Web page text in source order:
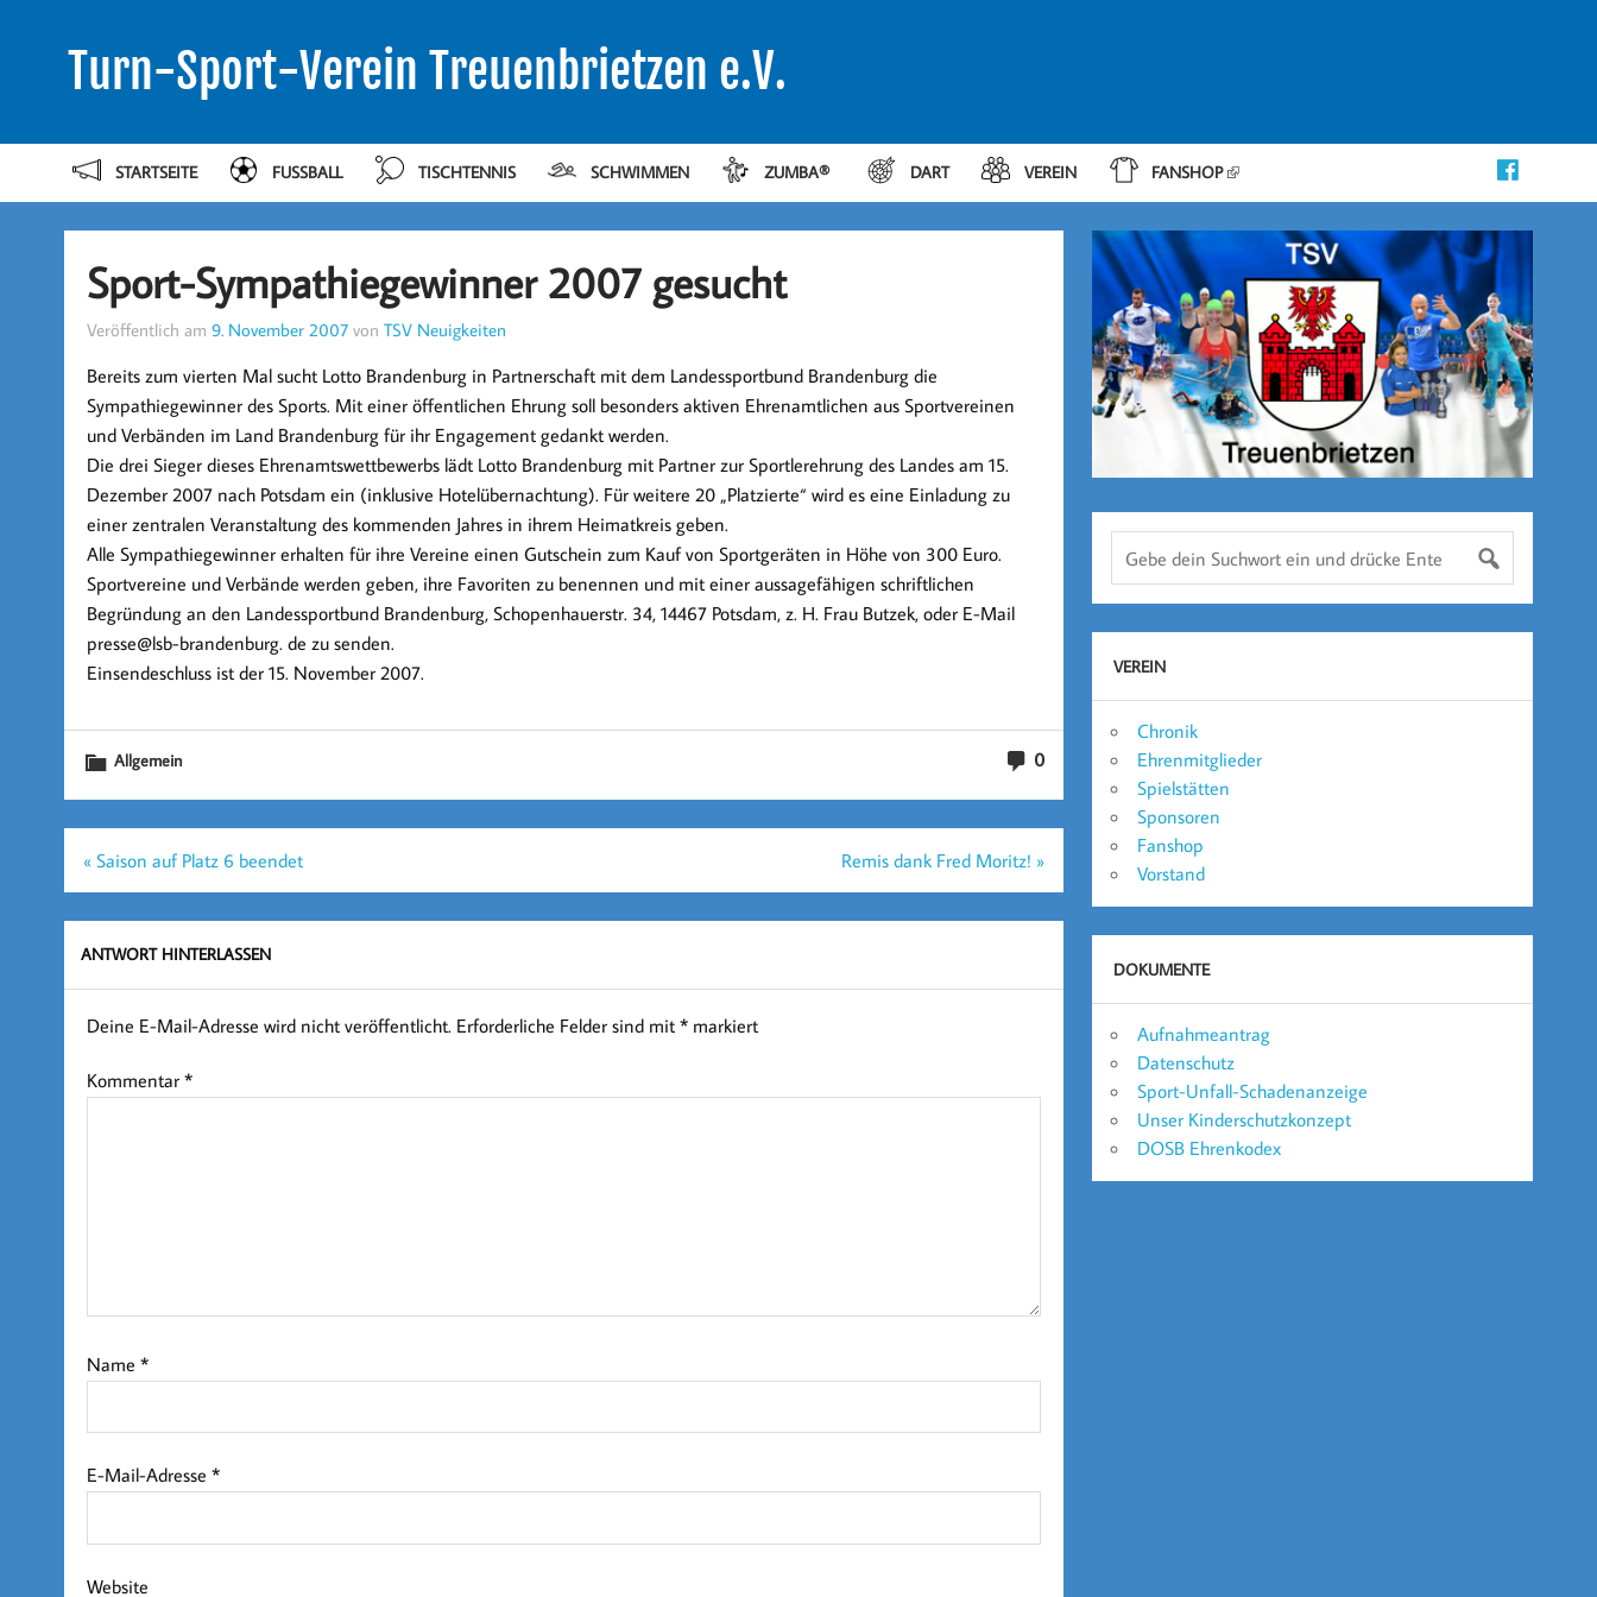
Turn-Sport-Verein Treuenbrietzen e.V.
STARTSEITE FUSSBALL TISCHTENNIS SCHWIMMEN ZUMBA® DART VEREIN FANSHOP
Sport-Sympathiegewinner 2007 gesucht
Veröffentlich am 9. November 2007von TSV Neuigkeiten
Bereits zum vierten Mal sucht Lotto Brandenburg in Partnerschaft mit dem Landessportbund Brandenburg die
Sympathiegewinner des Sports. Mit einer öffentlichen Ehrung soll besonders aktiven Ehrenamtlichen aus Sportvereinen
und Verbänden im Land Brandenburg für ihr Engagement gedankt werden.
Die drei Sieger dieses Ehrenamtswettbewerbs lädt Lotto Brandenburg mit Partner zur Sportlerehrung des Landes am 15.
Dezember 2007 nach Potsdam ein (inklusive Hotelübernachtung). Für weitere 20 „Platzierte“ wird es eine Einladung zu
einer zentralen Veranstaltung des kommenden Jahres in ihrem Heimatkreis geben.
Alle Sympathiegewinner erhalten für ihre Vereine einen Gutschein zum Kauf von Sportgeräten in Höhe von 300 Euro.
Sportvereine und Verbände werden geben, ihre Favoriten zu benennen und mit einer aussagefähigen schriftlichen
Begründung an den Landessportbund Brandenburg, Schopenhauerstr. 34, 14467 Potsdam, z. H. Frau Butzek, oder E-Mail
presse@lsb-brandenburg. de zu senden.
Einsendeschluss ist der 15. November 2007.
0
Allgemein
Beitragsnavigation
« Saison auf Platz 6 beendet Remis dank Fred Moritz! »
ANTWORT HINTERLASSEN
Deine E-Mail-Adresse wird nicht veröffentlicht. Erforderliche Felder sind mit *markiert
Kommentar *
Name *
E-Mail-Adresse *
Website
VEREIN
Chronik
Ehrenmitglieder
Spielstätten
Sponsoren
Fanshop
Vorstand
DOKUMENTE
Aufnahmeantrag
Datenschutz
Sport-Unfall-Schadenanzeige
Unser Kinderschutzkonzept
DOSB Ehrenkodex